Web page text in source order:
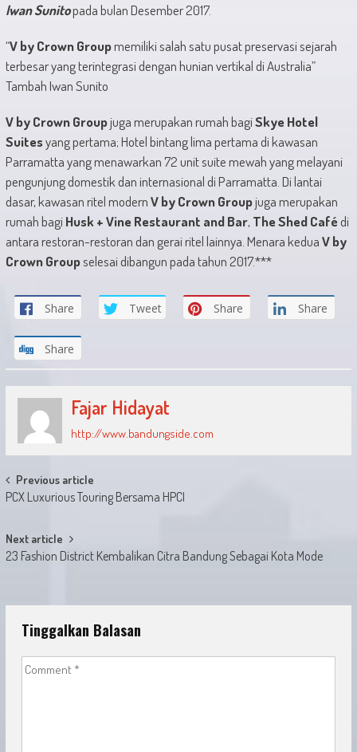
Iwan Sunitopada bulan Desember 2017.
“V by Crown Groupmemiliki salah satu pusat preservasi sejarah
terbesar yang terintegrasi dengan hunian vertikal di Australia”
Tambah Iwan Sunito
V by Crown Groupjuga merupakan rumah bagiSkye Hotel
Suitesyang pertama; Hotel bintang lima pertama di kawasan
Parramatta yang menawarkan 72 unit suite mewah yang melayani
pengunjung domestik dan internasional di Parramatta. Di lantai
dasar, kawasan ritel modernV by Crown Groupjuga merupakan
rumah bagiHusk + Vine Restaurant and Bar, The Shed Cafédi
antara restoran-restoran dan gerai ritel lainnya. Menara keduaV by
Crown Groupselesai dibangun pada tahun 2017.***
Share Tweet Share Share
Share
Fajar Hidayat
http://www.bandungside.com
Post
navigation
Previous article
PCX Luxurious Touring Bersama HPCI
Next article
23 Fashion District Kembalikan Citra Bandung Sebagai Kota Mode
Tinggalkan Balasan